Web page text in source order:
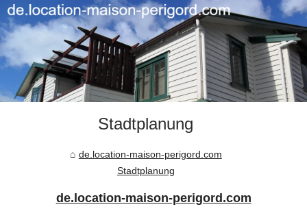
Stadtplanung
de.location-maison-perigord.com
Stadtplanung
de.location-maison-perigord.com